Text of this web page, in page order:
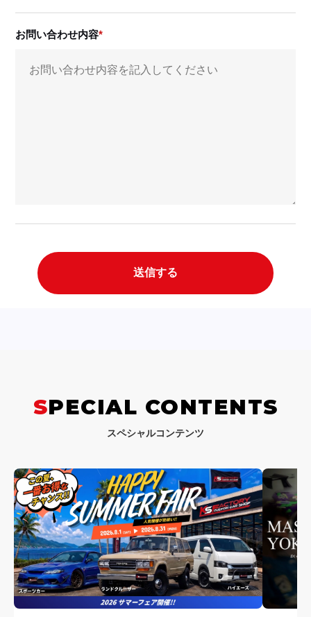
お問い合わせ内容
SPECIAL CONTENTS
スペシャルコンテンツ